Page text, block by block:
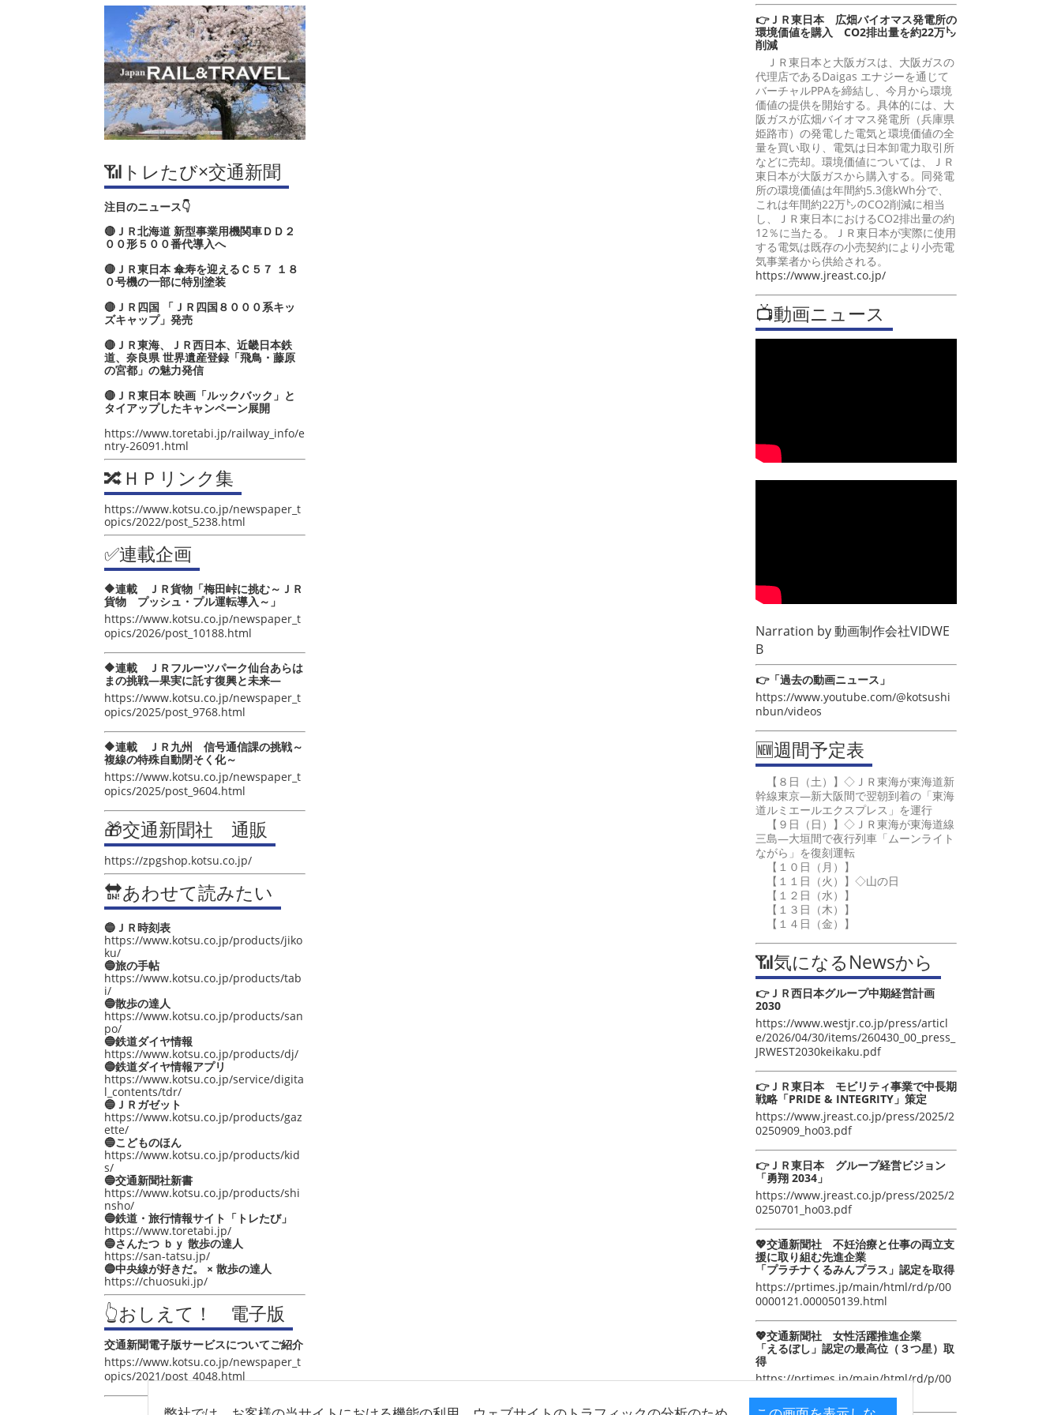
📶トレたび×交通新聞
注目のニュース👇
🔴ＪＲ北海道 新型事業用機関車ＤＤ２
００形５００番代導入へ
🔴ＪＲ東日本 傘寿を迎えるＣ５７ １８
０号機の一部に特別塗装
🔴ＪＲ四国 「ＪＲ四国８０００系キッ
ズキャップ」発売
🔴ＪＲ東海、ＪＲ西日本、近畿日本鉄
道、奈良県 世界遺産登録「飛鳥・藤原
の宮都」の魅力発信
🔴ＪＲ東日本 映画「ルックバック」と
タイアップしたキャンペーン展開
https://www.toretabi.jp/railway_info/e
ntry-26091.html
🔀ＨＰリンク集
https://www.kotsu.co.jp/newspaper_t
opics/2022/post_5238.html
✅連載企画
🔶連載 ＪＲ貨物「梅田峠に挑む～ＪＲ
貨物 プッシュ・プル運転導入～」
https://www.kotsu.co.jp/newspaper_t
opics/2026/post_10188.html
🔶連載 ＪＲフルーツパーク仙台あらは
まの挑戦―果実に託す復興と未来―
https://www.kotsu.co.jp/newspaper_t
opics/2025/post_9768.html
🔶連載 ＪＲ九州 信号通信課の挑戦～
複線の特殊自動閉そく化～
https://www.kotsu.co.jp/newspaper_t
opics/2025/post_9604.html
🎁交通新聞社 通販
https://zpgshop.kotsu.co.jp/
🔛あわせて読みたい
🔵ＪＲ時刻表
https://www.kotsu.co.jp/products/jiko
ku/
🔵旅の手帖
https://www.kotsu.co.jp/products/tab
i/
🔵散歩の達人
https://www.kotsu.co.jp/products/san
po/
🔵鉄道ダイヤ情報
https://www.kotsu.co.jp/products/dj/
🔵鉄道ダイヤ情報アプリ
https://www.kotsu.co.jp/service/digita
l_contents/tdr/
🔵ＪＲガゼット
https://www.kotsu.co.jp/products/gaz
ette/
🔵こどものほん
https://www.kotsu.co.jp/products/kid
s/
🔵交通新聞社新書
https://www.kotsu.co.jp/products/shi
nsho/
🔵鉄道・旅行情報サイト「トレたび」
https://www.toretabi.jp/
🔵さんたつ ｂｙ 散歩の達人
https://san-tatsu.jp/
🔵中央線が好きだ。 × 散歩の達人
https://chuosuki.jp/
👆おしえて！ 電子版
交通新聞電子版サービスについてご紹介
https://www.kotsu.co.jp/newspaper_t
opics/2021/post_4048.html
👉ＪＲ東日本 広畑バイオマス発電所の
環境価値を購入 CO2排出量を約22万㌧
削減
ＪＲ東日本と大阪ガスは、大阪ガスの
代理店であるDaigas エナジーを通じて
バーチャルPPAを締結し、今月から環境
価値の提供を開始する。具体的には、大
阪ガスが広畑バイオマス発電所（兵庫県
姫路市）の発電した電気と環境価値の全
量を買い取り、電気は日本卸電力取引所
などに売却。環境価値については、ＪＲ
東日本が大阪ガスから購入する。同発電
所の環境価値は年間約5.3億kWh分で、
これは年間約22万㌧のCO2削減に相当
し、ＪＲ東日本におけるCO2排出量の約
12％に当たる。ＪＲ東日本が実際に使用
する電気は既存の小売契約により小売電
気事業者から供給される。
https://www.jreast.co.jp/
📺動画ニュース
Narration by動画制作会社VIDWE
B
👉「過去の動画ニュース」
https://www.youtube.com/@kotsushi
nbun/videos
🆕週間予定表
【８日（土）】◇ＪＲ東海が東海道新
幹線東京―新大阪間で翌朝到着の「東海
道ルミエールエクスプレス」を運行
【９日（日）】◇ＪＲ東海が東海道線
三島―大垣間で夜行列車「ムーンライト
ながら」を復刻運転
【１０日（月）】
【１１日（火）】◇山の日
【１２日（水）】
【１３日（木）】
【１４日（金）】
📶気になるNewsから
👉ＪＲ西日本グループ中期経営計画
2030
https://www.westjr.co.jp/press/articl
e/2026/04/30/items/260430_00_press_
JRWEST2030keikaku.pdf
👉ＪＲ東日本 モビリティ事業で中長期
戦略「PRIDE & INTEGRITY」策定
https://www.jreast.co.jp/press/2025/2
0250909_ho03.pdf
👉ＪＲ東日本 グループ経営ビジョン
「勇翔 2034」
https://www.jreast.co.jp/press/2025/2
0250701_ho03.pdf
💖交通新聞社 不妊治療と仕事の両立支
援に取り組む先進企業
「プラチナくるみんプラス」認定を取得
https://prtimes.jp/main/html/rd/p/00
0000121.000050139.html
💖交通新聞社 女性活躍推進企業
「えるぼし」認定の最高位（３つ星）取
得
https://prtimes.jp/main/html/rd/p/00